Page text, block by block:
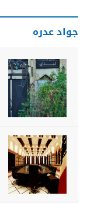
جواد عدره